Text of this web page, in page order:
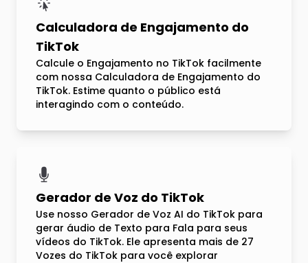
Calculadora de Engajamento do
TikTok
Calcule o Engajamento no TikTok facilmente
com nossa Calculadora de Engajamento do
TikTok. Estime quanto o público está
interagindo com o conteúdo.
Gerador de Voz do TikTok
Use nosso Gerador de Voz AI do TikTok para
gerar áudio de Texto para Fala para seus
vídeos do TikTok. Ele apresenta mais de 27
Vozes do TikTok para você explorar